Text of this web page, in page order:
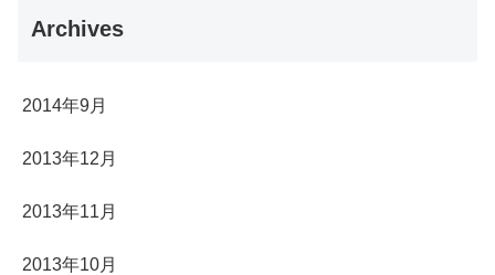
Archives
2014年9月
2013年12月
2013年11月
2013年10月